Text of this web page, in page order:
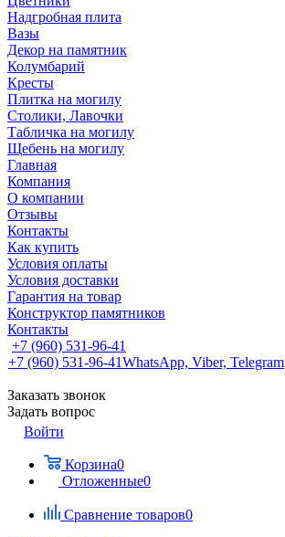
Надгробная плита
Вазы
Декор на памятник
Колумбарий
Кресты
Плитка на могилу
Столики, Лавочки
Табличка на могилу
Щебень на могилу
Главная
Компания
О компании
Отзывы
Контакты
Как купить
Условия оплаты
Условия доставки
Гарантия на товар
Конструктор памятников
Контакты
+7 (960) 531-96-41
+7 (960) 531-96-41WhatsApp, Viber, Telegram
Заказать звонок
Задать вопрос
Войти
Корзина0
Отложенные0
Сравнение товаров0